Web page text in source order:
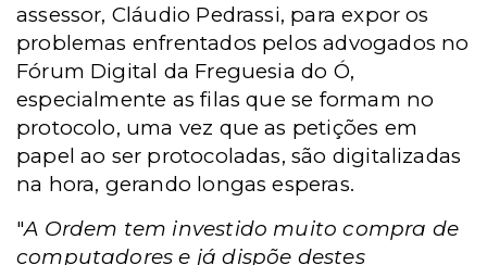
assessor, Cláudio Pedrassi, para expor os
problemas enfrentados pelos advogados no
Fórum Digital da Freguesia do Ó,
especialmente as filas que se formam no
protocolo, uma vez que as petições em
papel ao ser protocoladas, são digitalizadas
na hora, gerando longas esperas.
"A Ordem tem investido muito compra de
computadores e já dispõe destes